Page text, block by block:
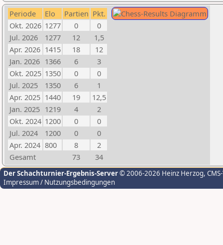
Periode Elo Partien Pkt.
Okt. 2026 1277 0
0
Jul. 2026
1277 12
1,5
Apr. 2026 1415 18
12
Jan. 2026 1366 6
3
Okt. 2025 1350 0
0
Jul. 2025
1350 6
1
Apr. 2025 1440 19
12,5
Jan. 2025 1219 4
2
Okt. 2024 1200 0
0
Jul. 2024
1200 0
0
Apr. 2024 800 8
2
Gesamt
73 34
Der Schachturnier-Ergebnis-Server© 2006-2026 Heinz Herzog,
Impressum / Nutzungsbedingungen